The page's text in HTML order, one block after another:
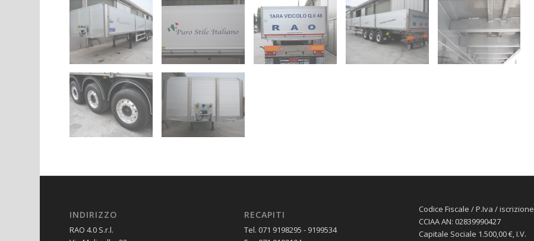
INDIRIZZO
RAO 4.0 S.r.l.
RECAPITI
Tel. 071 9198295 - 9199534
Codice Fiscale / P.Iva / iscrizione
CCIAA AN: 02839990427
Capitale Sociale 1.500,00 €‚ I.V.